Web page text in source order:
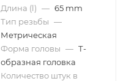
Длина (l) — 65 mm
Тип резьбы —
Метрическая
Форма головы — Т-
образная головка
Количество штук в